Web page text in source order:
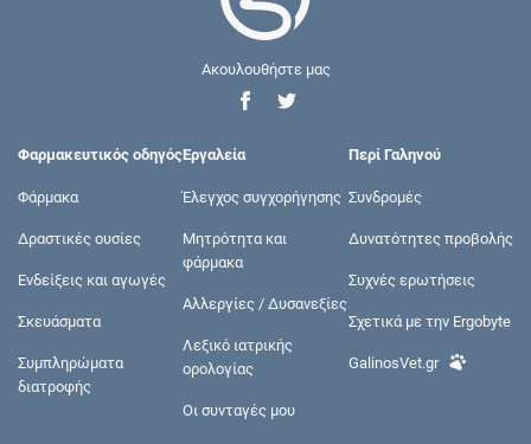
Ακουλουθήστε μας
Φαρμακευτικός οδηγός
Φάρμακα
Δραστικές ουσίες
Ενδείξεις και αγωγές
Σκευάσματα
Συμπληρώματα
διατροφής
Εργαλεία
Έλεγχος συγχορήγησης
Μητρότητα και
φάρμακα
Αλλεργίες / Δυσανεξίες
Λεξικό ιατρικής
ορολογίας
Οι συνταγές μου
Περί Γαληνού
Συνδρομές
Δυνατότητες προβολής
Συχνές ερωτήσεις
Σχετικά με την Ergobyte
GalinosVet.gr